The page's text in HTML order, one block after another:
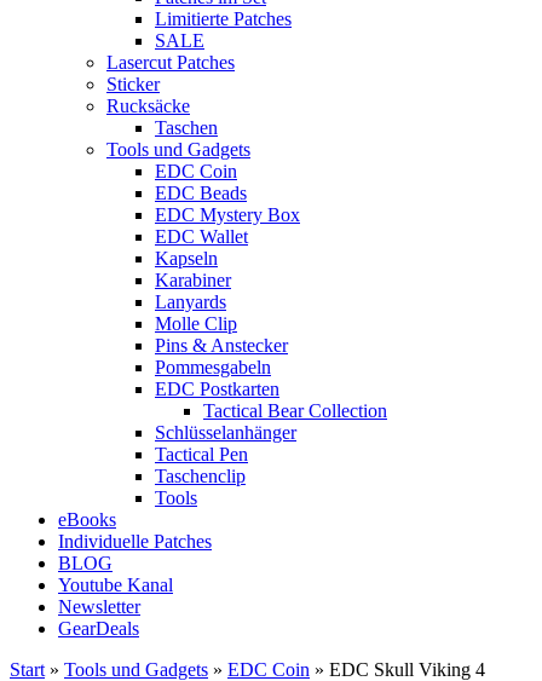
Limitierte Patches
SALE
Lasercut Patches
Sticker
Rucksäcke
Taschen
Tools und Gadgets
EDC Coin
EDC Beads
EDC Mystery Box
EDC Wallet
Kapseln
Karabiner
Lanyards
Molle Clip
Pins & Anstecker
Pommesgabeln
EDC Postkarten
Tactical Bear Collection
Schlüsselanhänger
Tactical Pen
Taschenclip
Tools
eBooks
Individuelle Patches
BLOG
Youtube Kanal
Newsletter
GearDeals
Start » Tools und Gadgets » EDC Coin » EDC Skull Viking 4